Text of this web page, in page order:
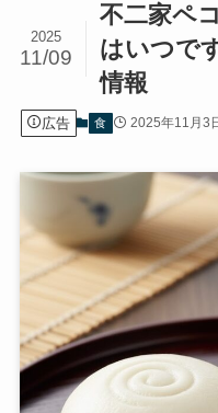
不二家ペ
はいつで
情報
2025
11/09
広告 食 2025年11月3